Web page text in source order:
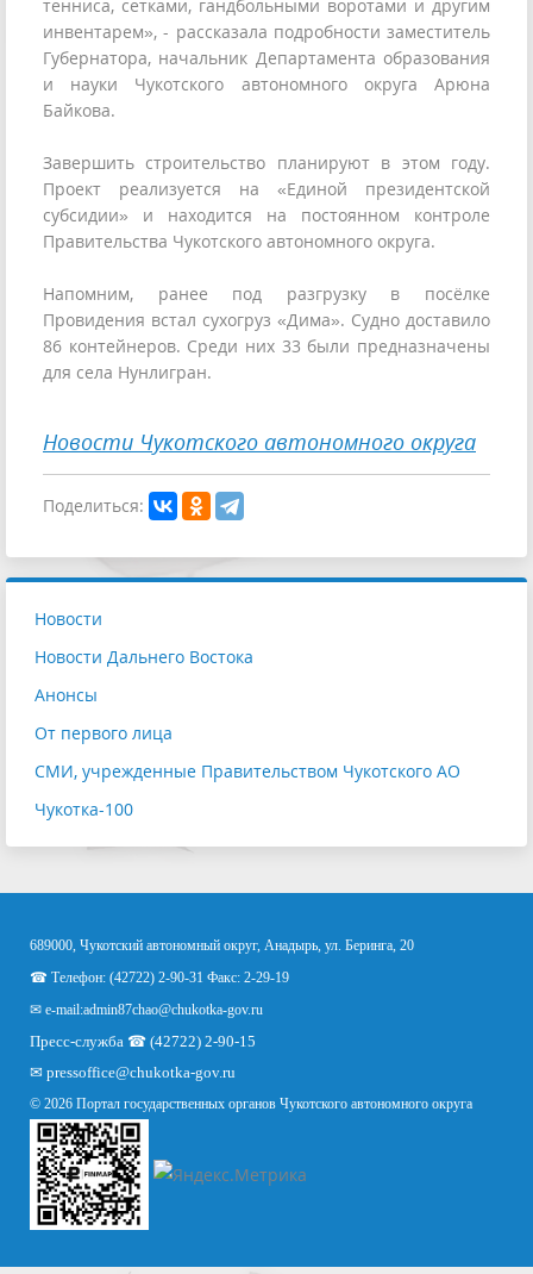
тенниса, сетками, гандбольными воротами и другим
инвентарем», - рассказала подробности заместитель
Губернатора, начальник Департамента образования
и науки Чукотского автономного округа Арюна
Байкова.
Завершить строительство планируют в этом году.
Проект реализуется на «Единой президентской
субсидии» и находится на постоянном контроле
Правительства Чукотского автономного округа.
Напомним, ранее под разгрузку в посёлке
Провидения встал сухогруз «Дима». Судно доставило
86 контейнеров. Среди них 33 были предназначены
для села Нунлигран.
Новости Чукотского автономного округа
Поделиться:
Новости
Новости Дальнего Востока
Анонсы
От первого лица
СМИ, учрежденные Правительством Чукотского АО
Чукотка-100
689000, Чукотский автономный округ, Анадырь, ул. Беринга, 20
☎ Телефон: (42722) 2-90-31 Факс: 2-29-19
✉ e-mail:admin87chao@chukotka-gov.ru
Пресс-служба ☎ (42722) 2-90-15
✉ pressoffice@chukotka-gov.ru
© 2026 Портал государственных органов Чукотского автономного округа